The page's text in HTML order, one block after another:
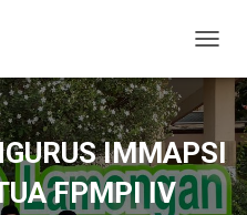
IMMAPSI
FPMPI IV